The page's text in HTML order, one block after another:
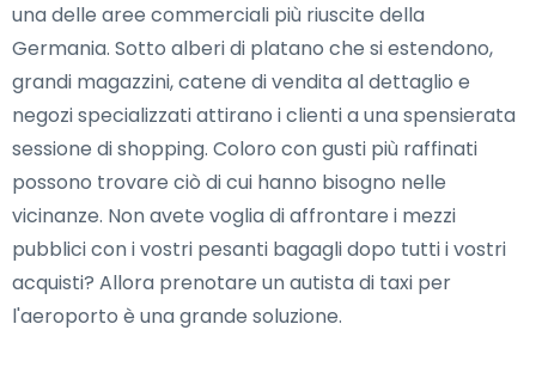
una delle aree commerciali più riuscite della
Germania. Sotto alberi di platano che si estendono,
grandi magazzini, catene di vendita al dettaglio e
negozi specializzati attirano i clienti a una spensierata
sessione di shopping. Coloro con gusti più raffinati
possono trovare ciò di cui hanno bisogno nelle
vicinanze. Non avete voglia di affrontare i mezzi
pubblici con i vostri pesanti bagagli dopo tutti i vostri
acquisti? Allora prenotare un autista di taxi per
l'aeroporto è una grande soluzione.